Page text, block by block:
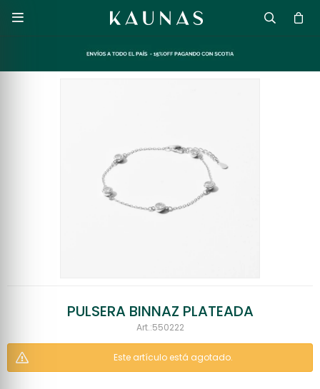

PULSERA BINNAZ PLATEADA
550222
Este artículo está agotado.